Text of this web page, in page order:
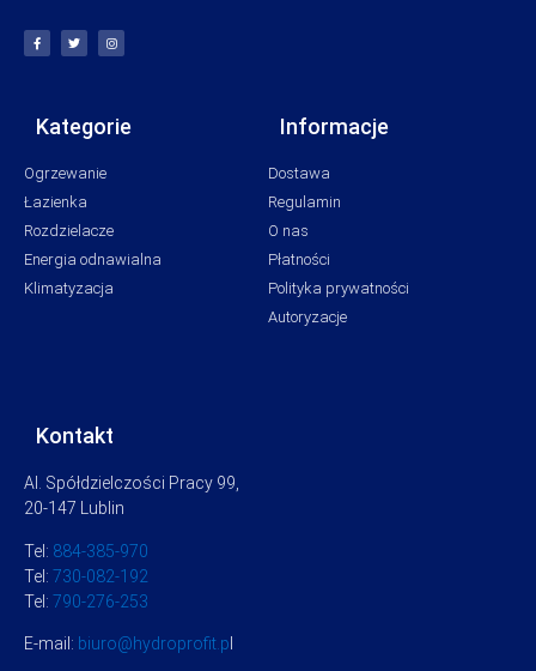
Kategorie
Ogrzewanie
Łazienka
Rozdzielacze
Energia odnawialna
Klimatyzacja
Informacje
Dostawa
Regulamin
O nas
Płatności
Polityka prywatności
Autoryzacje
Kontakt
Al. Spółdzielczości Pracy 99,
20-147 Lublin
Tel: 884-385-970
Tel: 730-082-192
Tel: 790-276-253
E-mail: biuro@hydroprofit.p